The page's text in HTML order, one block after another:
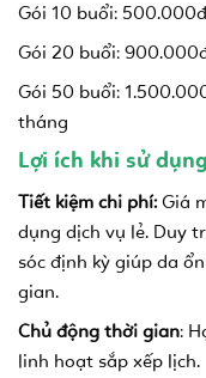
Gói 10 buổi:
Gói 20 buổi:
Gói 50 buổi:
tháng
Lợi ích khi sử
Tiết kiệm chi phí:Giá
dụng dịch vụ lẻ. Duy
sóc định kỳ giúp da
gian.
Chủ động thời gian:
linh hoạt sắp xếp lịch.